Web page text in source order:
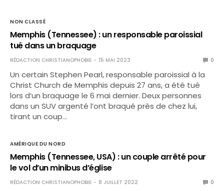
NON CLASSÉ
Memphis (Tennessee) : un responsable paroissial
tué dans un braquage
RÉDACTION CHRISTIANOPHOBIE 15 MAI 2023 0
Un certain Stephen Pearl, responsable paroissial à la
Christ Church de Memphis depuis 27 ans, a été tué
lors d’un braquage le 6 mai dernier. Deux personnes
dans un SUV argenté l’ont braqué près de chez lui,
tirant un coup…
AMÉRIQUE DU NORD
Memphis (Tennessee, USA) : un couple arrêté pour
le vol d’un minibus d’église
RÉDACTION CHRISTIANOPHOBIE 8 JUILLET 2022 0